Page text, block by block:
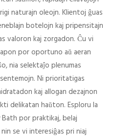
naturajn oleojn. Klientoj ĝuas
botelojn kaj pripensitajn
valoron kaj zorgadon. Ĉu vi
por oportuno aŭ aeran
nia selektaĵo plenumas
Ni prioritatigas
kaj allogan dezajnon
delikatan haŭton. Esploru la
por praktikaj, belaj
se vi interesiĝas pri niaj